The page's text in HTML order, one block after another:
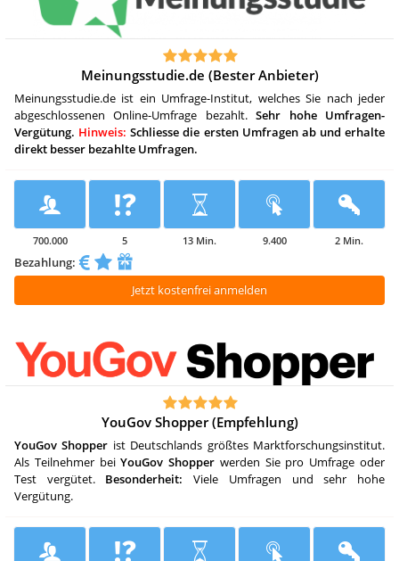
Meinungsstudie.de (Bester Anbieter)
Meinungsstudie.de ist ein Umfrage-Institut, welches Sie nach jeder
abgeschlossenen Online-Umfrage bezahlt.Sehr hohe Umfragen-
Vergütung. Hinweis: Schliesse die ersten Umfragen ab und erhalte
direkt besser bezahlte Umfragen.
700.000 5 13 Min. 9.400 2 Min.
Bezahlung:
Jetzt kostenfrei anmelden
YouGov Shopper (Empfehlung)
YouGov Shopper ist Deutschlands größtes Marktforschungsinstitut.
Als Teilnehmer beiYouGov Shopper werden Sie pro Umfrage oder
Test vergütet. Besonderheit: Viele Umfragen und sehr hohe
Vergütung.